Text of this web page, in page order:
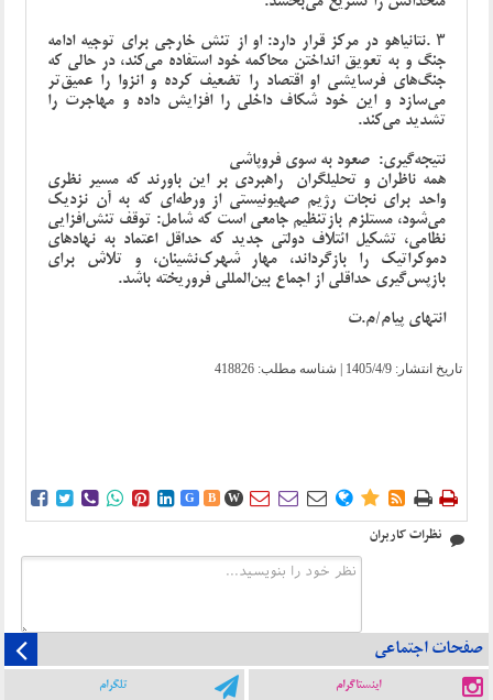
۳.نتانیاهو در مرکز قرار دارد: او از تنش خارجی برای توجیه ادامه
جنگ و به تعویق انداختن محاکمه خود استفاده می‌کند، در حالی که
جنگ‌های فرسایشی او اقتصاد را تضعیف کرده و انزوا را عمیق‌تر
می‌سازد و این خود شکاف داخلی را افزایش داده و مهاجرت را
تشدید می‌کند.
نتیجه‌گیری: صعود به سوی فروپاشی
همه ناظران و تحلیلگران راهبردی بر این باورند که مسیر نظری
واحد برای نجات رژیم صهیونیستی از ورطه‌ای که به آن نزدیک
می‌شود، مستلزم بازتنظیم جامعی است که شامل: توقف تنش‌افزایی
نظامی، تشکیل ائتلاف دولتی جدید که حداقل اعتماد به نهادهای
دموکراتیک را بازگرداند، مهار شهرک‌نشینان، و تلاش برای
بازپس‌گیری حداقلی از اجماع بین‌المللی فروریخته باشد.
انتهای پیام/م.ت
تاریخ انتشار: 1405/4/9 | شناسه مطلب: 418826
      G B W        
نظرات کاربران
صفحات اجتماعی
اینستاگرام تلگرام